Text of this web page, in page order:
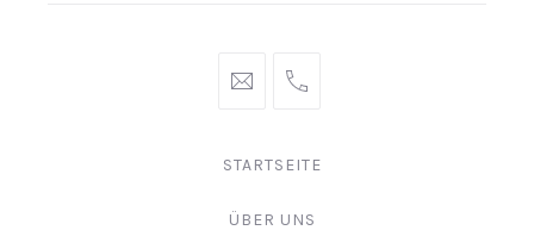
STARTSEITE
ÜBER UNS